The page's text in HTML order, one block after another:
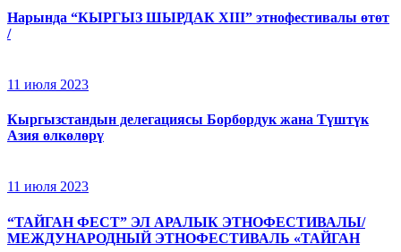
Нарында “КЫРГЫЗ ШЫРДАК XIII” этнофестивалы өтөт
/
11 июля 2023
Кыргызстандын делегациясы Борбордук жана Түштүк
Азия өлкөлөрү
11 июля 2023
“ТАЙГАН ФЕСТ” ЭЛ АРАЛЫК ЭТНОФЕСТИВАЛЫ/
МЕЖДУНАРОДНЫЙ ЭТНОФЕСТИВАЛЬ «ТАЙГАН